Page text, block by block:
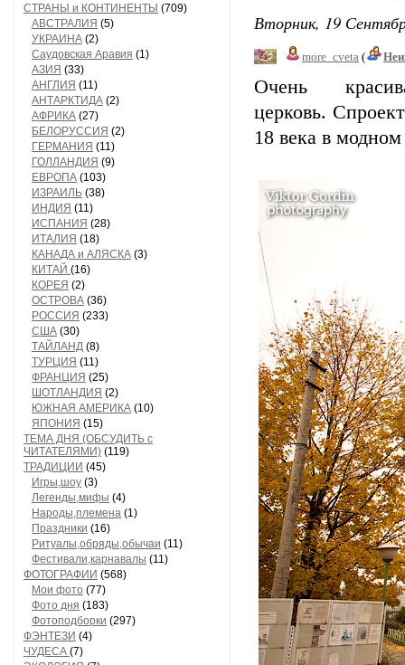
СТРАНЫ и КОНТИНЕНТЫ (709)
АВСТРАЛИЯ (5)
УКРАИНА (2)
Саудовская Аравия (1)
АЗИЯ (33)
АНГЛИЯ (11)
АНТАРКТИДА (2)
АФРИКА (27)
БЕЛОРУССИЯ (2)
ГЕРМАНИЯ (11)
ГОЛЛАНДИЯ (9)
ЕВРОПА (103)
ИЗРАИЛЬ (38)
ИНДИЯ (11)
ИСПАНИЯ (28)
ИТАЛИЯ (18)
КАНАДА и АЛЯСКА (3)
КИТАЙ (16)
КОРЕЯ (2)
ОСТРОВА (36)
РОССИЯ (233)
США (30)
ТАЙЛАНД (8)
ТУРЦИЯ (11)
ФРАНЦИЯ (25)
ШОТЛАНДИЯ (2)
ЮЖНАЯ АМЕРИКА (10)
ЯПОНИЯ (15)
ТЕМА ДНЯ (ОБСУДИТЬ с
ЧИТАТЕЛЯМИ) (119)
ТРАДИЦИИ (45)
Игры,шоу (3)
Легенды,мифы (4)
Народы,племена (1)
Праздники (16)
Ритуалы,обряды,обычаи (11)
Фестивали,карнавалы (11)
ФОТОГРАФИИ (568)
Мои фото (77)
Фото дня (183)
Фотоподборки (297)
ФЭНТЕЗИ (4)
ЧУДЕСА (7)
Вторник, 19
more_cveta (
Очень
церковь.
18 века в